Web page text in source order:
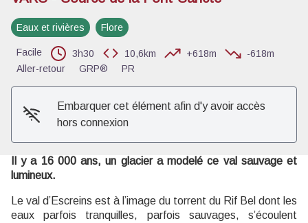
Voir l'image en plein écran
Eaux et rivières Flore
Facile 3h30 10,6km +618m
-618m
Aller-retour
GRP® PR
Embarquer cet élément afin d'y avoir accès
hors connexion
Il y a 16 000 ans, un glacier a modelé ce val sauvage et
lumineux.
Le val d’Escreins est à l’image du torrent du Rif Bel dont les
eaux parfois tranquilles, parfois sauvages, s’écoulent